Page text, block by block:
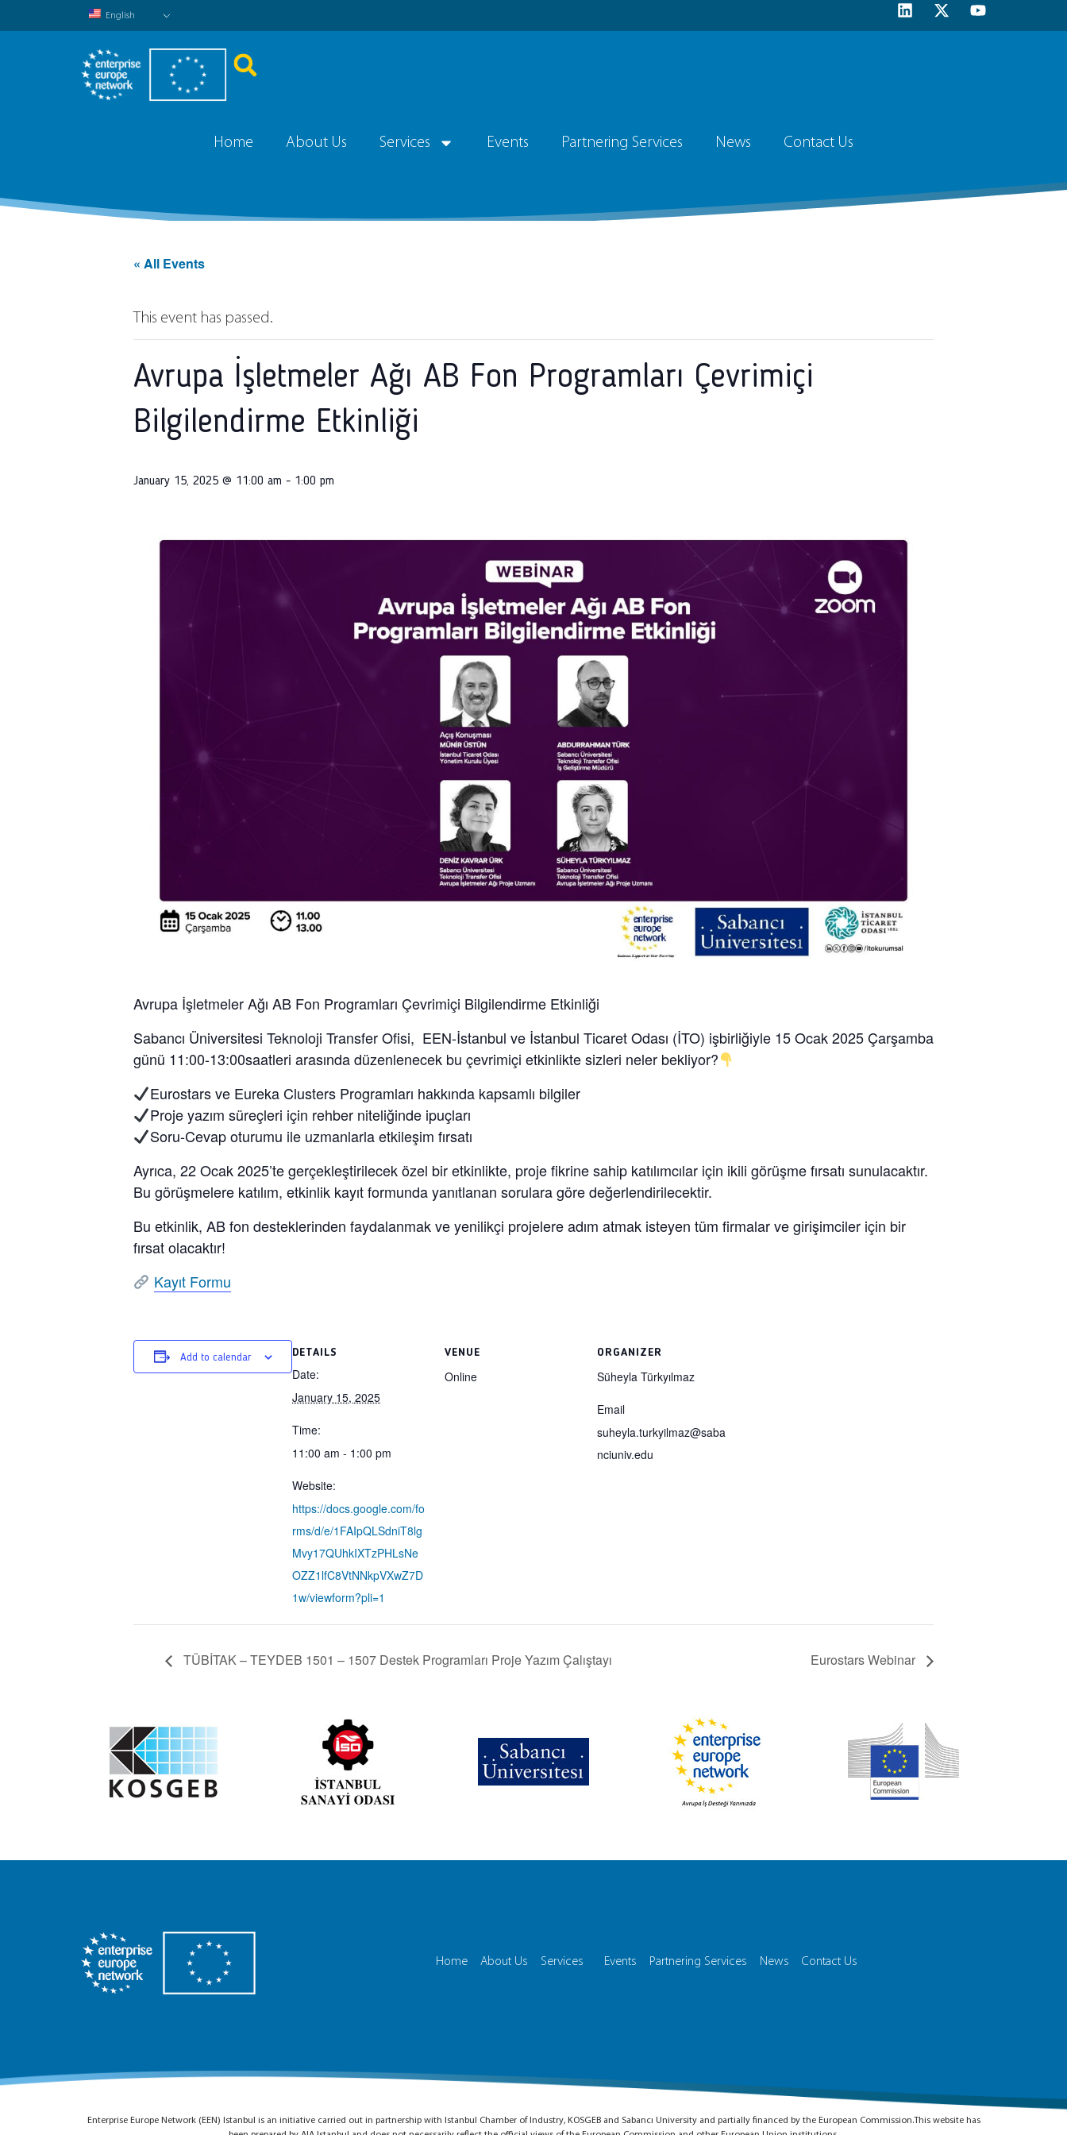
English
Home About Us Services Events Partnering Services News Contact Us
« All Events
This event has passed.
Avrupa İşletmeler Ağı AB Fon Programları Çevrimiçi
Bilgilendirme Etkinliği
January 15, 2025 @ 11:00 am - 1:00 pm
Avrupa İşletmeler Ağı AB Fon Programları Çevrimiçi Bilgilendirme Etkinliği
Sabancı Üniversitesi Teknoloji Transfer Ofisi, EEN-İstanbul ve İstanbul Ticaret Odası (İTO) işbirliğiyle 15 Ocak 2025 Çarşamba
günü 11:00-13:00saatleri arasında düzenlenecek bu çevrimiçi etkinlikte sizleri neler bekliyor?
Eurostars ve Eureka Clusters Programları hakkında kapsamlı bilgiler
Proje yazım süreçleri için rehber niteliğinde ipuçları
Soru-Cevap oturumu ile uzmanlarla etkileşim fırsatı
Ayrıca, 22 Ocak 2025’te gerçekleştirilecek özel bir etkinlikte, proje fikrine sahip katılımcılar için ikili görüşme fırsatı sunulacaktır.
Bu görüşmelere katılım, etkinlik kayıt formunda yanıtlanan sorulara göre değerlendirilecektir.
Bu etkinlik, AB fon desteklerinden faydalanmak ve yenilikçi projelere adım atmak isteyen tüm firmalar ve girişimciler için bir
fırsat olacaktır!
Kayıt Formu
Add to calendar DETAILS
Date:
January 15, 2025
Time:
11:00 am - 1:00 pm
Website:
https://docs.google.com/fo
rms/d/e/1FAIpQLSdniT8lg
Mvy17QUhkIXTzPHLsNe
OZZ1lfC8VtNNkpVXwZ7D
1w/viewform?pli=1
VENUE
Online
ORGANIZER
Süheyla Türkyılmaz
Email
suheyla.turkyilmaz@saba
nciuniv.edu
TÜBİTAK – TEYDEB 1501 – 1507 Destek Programları Proje Yazım Çalıştayı Eurostars Webinar
Home About Us Services Events Partnering Services News Contact Us
Enterprise Europe Network (EEN) Istanbul is an initiative carried out in partnership with Istanbul Chamber of Industry, KOSGEB and Sabancı University and partially financed by the European Commission.This website has